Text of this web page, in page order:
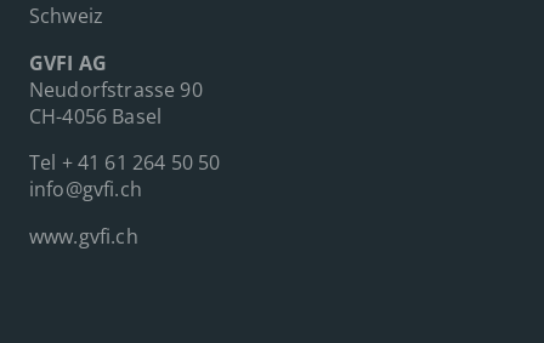
Schweiz
GVFI AG
Neudorfstrasse 90
CH-4056 Basel
Tel + 41 61 264 50 50
info@gvfi.ch
www.gvfi.ch